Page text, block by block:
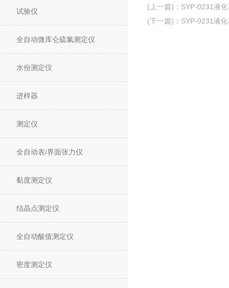
试验仪
全自动微库仑硫氯测定仪
水份测定仪
进样器
测定仪
全自动表/界面张力仪
黏度测定仪
结晶点测定仪
全自动酸值测定仪
密度测定仪
(上一篇) ： SYP-0231液
(下一篇) ： SYP-0231液